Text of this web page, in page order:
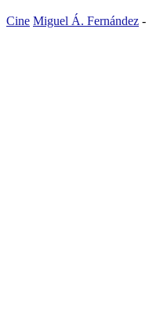
Cine Miguel Á. Fernández -